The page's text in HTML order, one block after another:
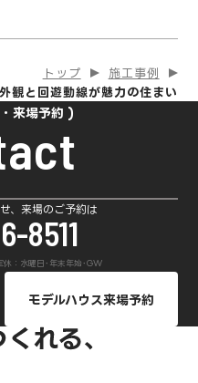
トップ
施工事例
観と回遊動線が魅力の住まい
来場予約
、来場のご予約は
8511
：水曜日･年末年始･GW
モデルハウス来場予約